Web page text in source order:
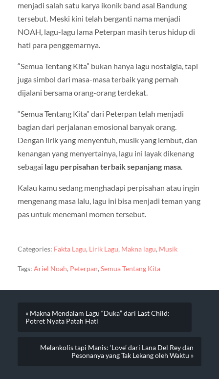
menjadi salah satu karya ikonik band asal Bandung
tersebut. Meski kini telah berganti nama menjadi
NOAH, lagu-lagu lama Peterpan masih terus hidup di
hati para penggemarnya.
“Semua Tentang Kita” bukan hanya lagu nostalgia, tapi
juga simbol dari masa-masa terbaik yang pernah
dijalani bersama orang-orang terdekat.
“Semua Tentang Kita” dari Peterpan telah menjadi
bagian dari perjalanan emosional banyak orang.
Dengan lirik yang menyentuh, musik yang lembut, dan
kenangan yang menyertainya, lagu ini layak dikenang
sebagai lagu perpisahan terbaik sepanjang masa.
Kalau kamu sedang menghadapi perpisahan atau ingin
mengenang masa lalu, lagu ini bisa menjadi teman yang
pas untuk menemani momen tersebut.
Categories: Fakta Lagu, Lirik Lagu, Makna lagu, Musik
Tags: Ariel Noah, Peterpan,Semua Tentang Kita
« Makna Mendalam Lagu “Duka” dari Last Child:
Potret Nyata Patah Hati
Melankolis tapi Manis: ‘Love’ dari Lana Del Rey dan
Pesonanya yang Tak Lekang oleh Waktu »